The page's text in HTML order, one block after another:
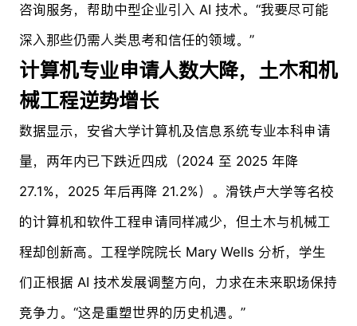
咨询服务，帮助中型企业引入 AI 技术。“我要尽可能
深入那些仍需人类思考和信任的领域。”
计算机专业申请人数大降，土木和机
械工程逆势增长
数据显示，安省大学计算机及信息系统专业本科申请
量，两年内已下跌近四成（2024 至 2025 年降
27.1%，2025 年后再降 21.2%）。滑铁卢大学等名校
的计算机和软件工程申请同样减少，但土木与机械工
程却创新高。工程学院院长 Mary Wells 分析，学生
们正根据 AI 技术发展调整方向，力求在未来职场保持
竞争力。“这是重塑世界的历史机遇。”